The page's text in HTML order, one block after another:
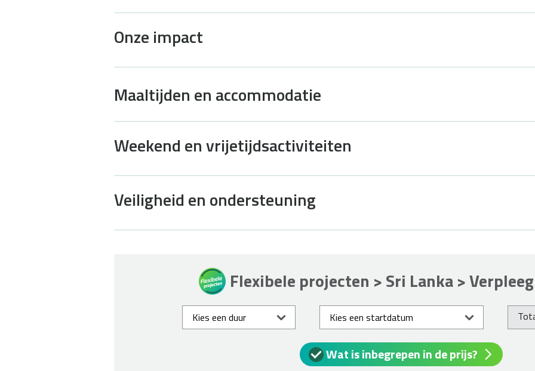
Onze impact
Maaltijden en accommodatie
Weekend en vrijetijdsactiviteiten
Veiligheid en ondersteuning
Flexibele projecten > Sri Lanka >
Wat is inbegrepen in de prijs?